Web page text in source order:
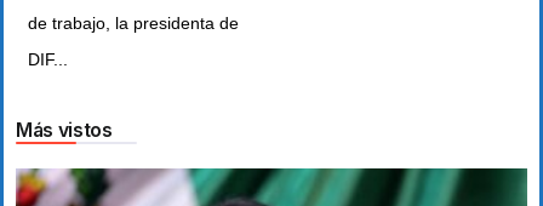
de trabajo, la presidenta de
DIF...
Más vistos